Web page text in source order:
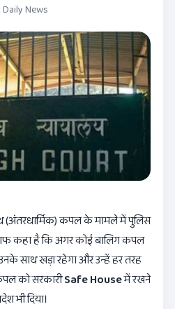
News
(अंतरधार्मिक) कपल के मामले में पुलिस
कहा है कि अगर कोई बालिग कपल
उनके साथ खड़ा रहेगा और उन्हें हर तरह
को सरकारीSafe Houseमें रखने
भी दिया।